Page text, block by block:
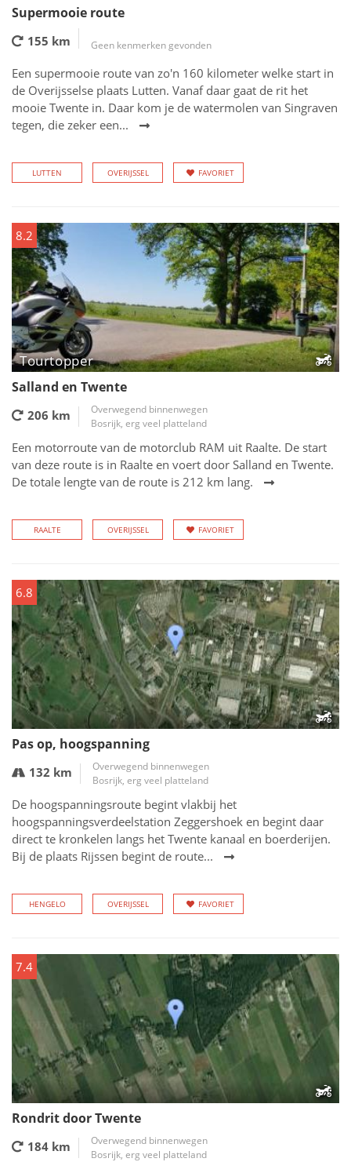
Supermooie route
155 km Geen kenmerken gevonden
Een supermooie route van zo'n 160 kilometer welke start in
de Overijsselse plaats Lutten. Vanaf daar gaat de rit het
mooie Twente in. Daar kom je de watermolen van Singraven
tegen, die zeker een...
LUTTEN OVERIJSSEL FAVORIET
8.2
Tourtopper
Salland en Twente
206 km
Overwegend binnenwegen
Bosrijk, erg veel platteland
Een motorroute van de motorclub RAM uit Raalte. De start
van deze route is in Raalte en voert door Salland en Twente.
De totale lengte van de route is 212 km lang.
RAALTE OVERIJSSEL FAVORIET
6.8
Pas op, hoogspanning
132 km
Overwegend binnenwegen
Bosrijk, erg veel platteland
De hoogspanningsroute begint vlakbij het
hoogspanningsverdeelstation Zeggershoek en begint daar
direct te kronkelen langs het Twente kanaal en boerderijen.
Bij de plaats Rijssen begint de route...
HENGELO OVERIJSSEL FAVORIET
7.4
Rondrit door Twente
184 km
Overwegend binnenwegen
Bosrijk, erg veel platteland